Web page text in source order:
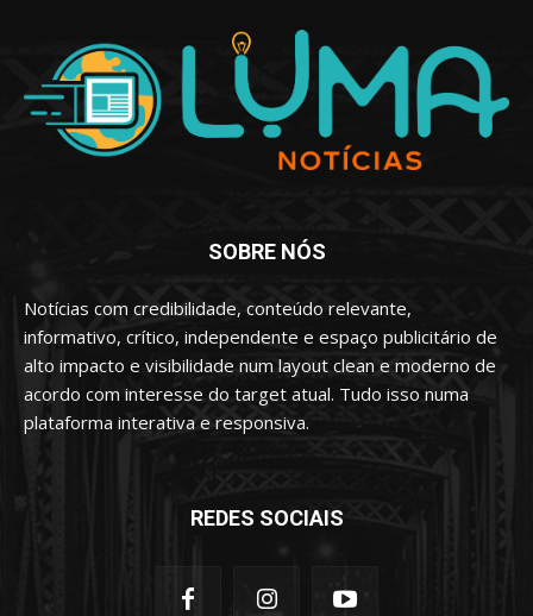
SOBRE NÓS
Notícias com credibilidade, conteúdo relevante,
informativo, crítico, independente e espaço publicitário de
alto impacto e visibilidade num layout clean e moderno de
acordo com interesse do target atual. Tudo isso numa
plataforma interativa e responsiva.
REDES SOCIAIS